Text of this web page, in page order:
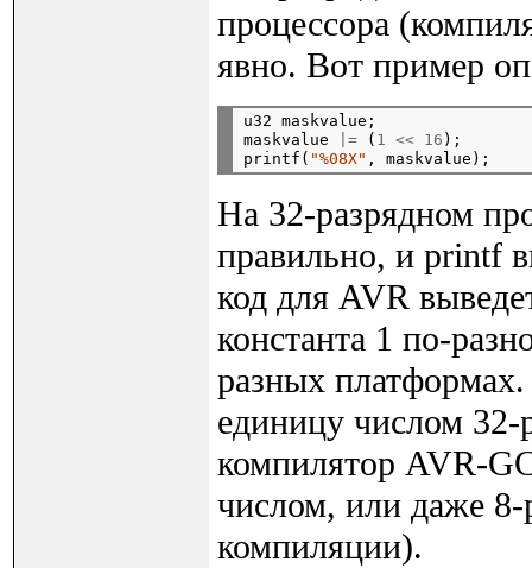
процессора
явно. Вот пример
u32 maskvalue;
maskvalue
|= ( 1 << 16 );
printf( "%08X"
На 32-разрядном
правильно, и printf
код для AVR
константа 1 по-
разных
единицу числом
компилятор AVR-
числом, или даже
компиляции).